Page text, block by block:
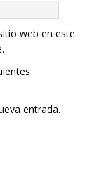
web en este
entrada.